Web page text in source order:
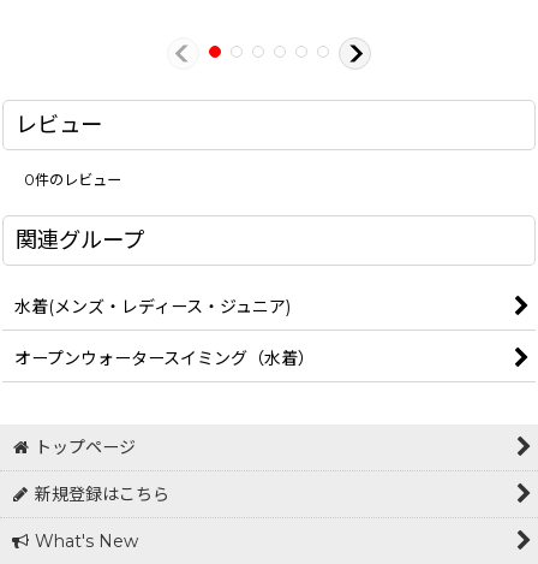
レビュー
0件のレビュー
関連グループ
水着(メンズ・レディース・ジュニア)
オープンウォータースイミング（水着）
トップページ
新規登録はこちら
What's New